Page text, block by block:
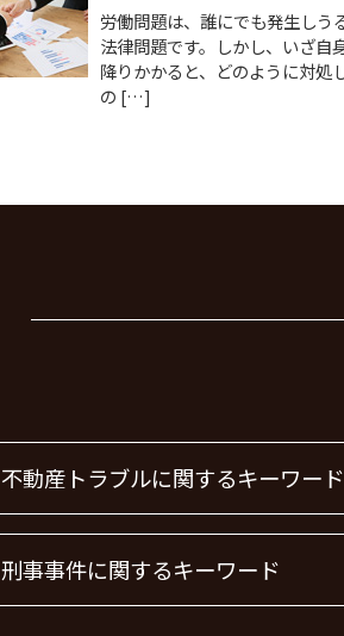
労働問題は、誰にでも発生しう
法律問題です。しかし、いざ自
降りかかると、どのように対処
の […]
不動産トラブルに関するキーワード
不動産トラブル 弁護士
不動産トラブル
刑事事件に関するキーワード